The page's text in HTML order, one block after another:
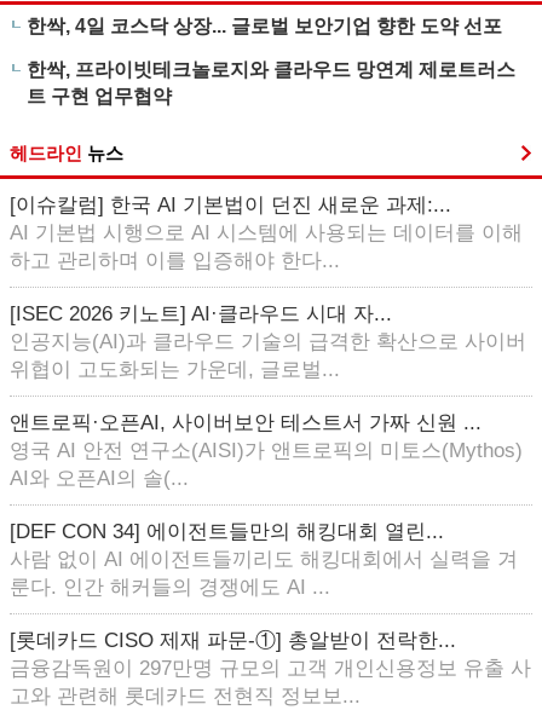
한싹, 4일 코스닥 상장... 글로벌 보안기업 향한 도약 선포
한싹, 프라이빗테크놀로지와 클라우드 망연계 제로트러스
트 구현 업무협약
헤드라인 뉴스
[이슈칼럼] 한국 AI 기본법이 던진 새로운 과제:...
AI 기본법 시행으로 AI 시스템에 사용되는 데이터를 이해
하고 관리하며 이를 입증해야 한다...
[ISEC 2026 키노트] AI·클라우드 시대 자...
인공지능(AI)과 클라우드 기술의 급격한 확산으로 사이버
위협이 고도화되는 가운데, 글로벌...
앤트로픽·오픈AI, 사이버보안 테스트서 가짜 신원 ...
영국 AI 안전 연구소(AISI)가 앤트로픽의 미토스(Mythos)
AI와 오픈AI의 솔(...
[DEF CON 34] 에이전트들만의 해킹대회 열린...
사람 없이 AI 에이전트들끼리도 해킹대회에서 실력을 겨
룬다. 인간 해커들의 경쟁에도 AI ...
[롯데카드 CISO 제재 파문-①] 총알받이 전락한...
금융감독원이 297만명 규모의 고객 개인신용정보 유출 사
고와 관련해 롯데카드 전현직 정보보...